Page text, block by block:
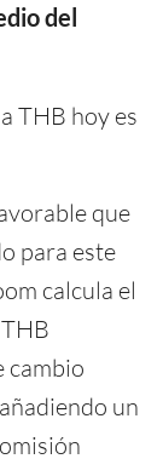
del
THB hoy es
que
para este
calcula el
cambio
un